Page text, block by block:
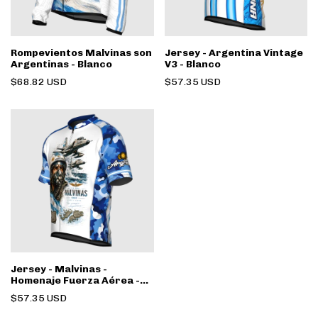
Rompevientos Malvinas son
Argentinas - Blanco
$68.82 USD
Jersey - Argentina Vintage
V3 - Blanco
$57.35 USD
Jersey - Malvinas -
Homenaje Fuerza Aérea -
Azul
$57.35 USD